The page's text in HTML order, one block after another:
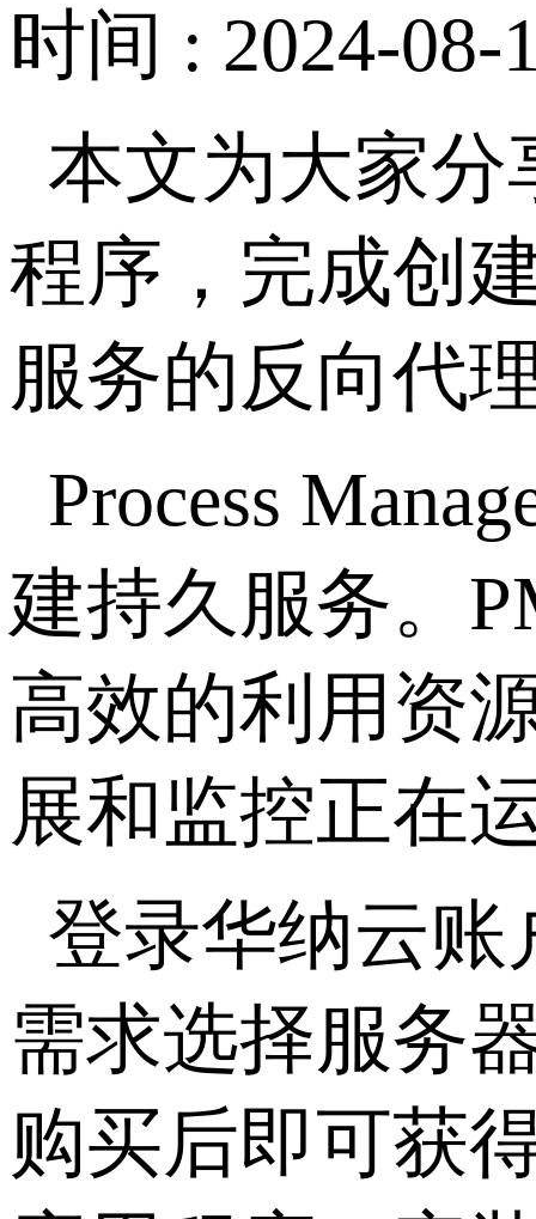
时间 : 2024-08-
本文为大家分
程序，完成创
服务的反向代
Process
建持久服务。
高效的利用资
展和监控正在
登录华纳云账
需求选择服务
购买后即可获